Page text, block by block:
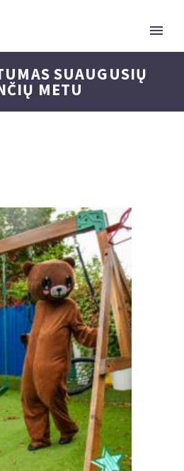
SUAUGUSIŲ
METU